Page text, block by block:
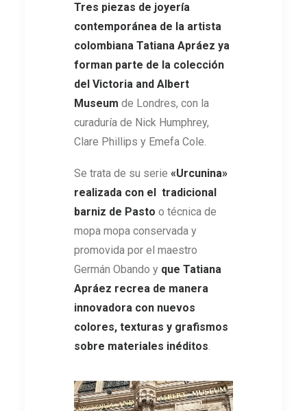
Tres piezas de joyería
contemporánea de la artista
colombiana Tatiana Apráez ya
forman parte de la colección
del Victoria and Albert
Museum de Londres, con la
curaduría de Nick Humphrey,
Clare Phillips y Emefa Cole.
Se trata de su serie «Urcunina»
realizada con el tradicional
barniz de Pasto o técnica de
mopa mopa conservada y
promovida por el maestro
Germán Obando y que Tatiana
Apráez recrea de manera
innovadora con nuevos
colores, texturas y grafismos
sobre materiales inéditos.